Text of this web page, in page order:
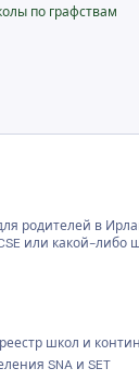
по графствам
родителей в
или какой-либо
школ и
SNA и SET